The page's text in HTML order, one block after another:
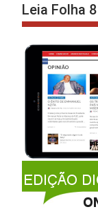
Leia Folha